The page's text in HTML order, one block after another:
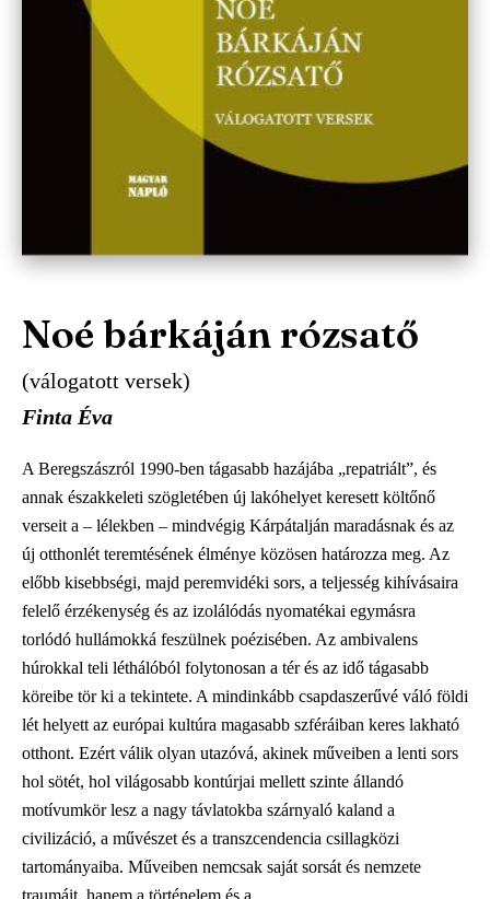
Noé bárkáján rózsatő
(válogatott versek)
Finta Éva
A Beregszászról 1990-ben tágasabb hazájába „repatriált”, és
annak északkeleti szögletében új lakóhelyet keresett költőnő
verseit a – lélekben – mindvégig Kárpátalján maradásnak és az
új otthonlét teremtésének élménye közösen határozza meg. Az
előbb kisebbségi, majd peremvidéki sors, a teljesség kihívásaira
felelő érzékenység és az izolálódás nyomatékai egymásra
torlódó hullámokká feszülnek poézisében. Az ambivalens
húrokkal teli léthálóból folytonosan a tér és az idő tágasabb
köreibe tör ki a tekintete. A mindinkább csapdaszerűvé váló földi
lét helyett az európai kultúra magasabb szféráiban keres lakható
otthont. Ezért válik olyan utazóvá, akinek műveiben a lenti sors
hol sötét, hol világosabb kontúrjai mellett szinte állandó
motívumkör lesz a nagy távlatokba szárnyaló kaland a
civilizáció, a művészet és a transzcendencia csillagközi
tartományaiba. Műveiben nemcsak saját sorsát és nemzete
traumáit, hanem a történelem és a